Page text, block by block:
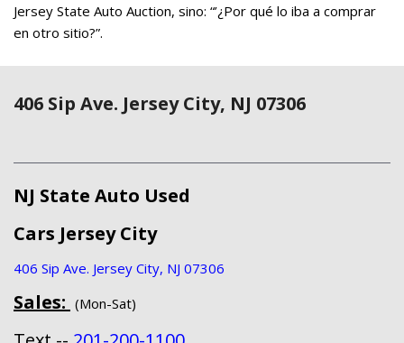
Jersey State Auto Auction, sino: “’¿Por qué lo iba a comprar
en otro sitio?”.
406 Sip Ave. Jersey City, NJ 07306
NJ State Auto Used
Cars Jersey City
406 Sip Ave. Jersey City, NJ 07306
Sales: (Mon-Sat)